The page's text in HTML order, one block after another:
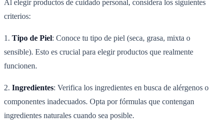
Al elegir productos de cuidado personal, considera los siguientes
criterios:
1. Tipo de Piel: Conoce tu tipo de piel (seca, grasa, mixta o
sensible). Esto es crucial para elegir productos que realmente
funcionen.
2. Ingredientes: Verifica los ingredientes en busca de alérgenos o
componentes inadecuados. Opta por fórmulas que contengan
ingredientes naturales cuando sea posible.